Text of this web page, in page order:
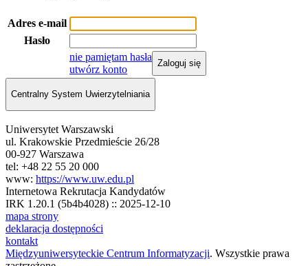
Adres e-mail
Hasło
nie pamiętam hasła
utwórz konto
Zaloguj się
Centralny System Uwierzytelniania
Uniwersytet Warszawski
ul. Krakowskie Przedmieście 26/28
00-927 Warszawa
tel: +48 22 55 20 000
www: https://www.uw.edu.pl
Internetowa Rekrutacja Kandydatów
IRK 1.20.1 (5b4b4028) :: 2025-12-10
mapa strony
deklaracja dostępności
kontakt
Międzyuniwersyteckie Centrum Informatyzacji. Wszystkie prawa